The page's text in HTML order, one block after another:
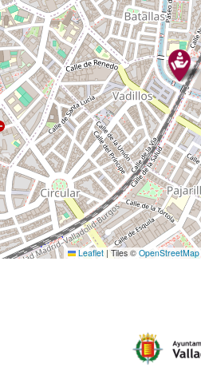
Leaflet |Tiles © OpenStreetMap